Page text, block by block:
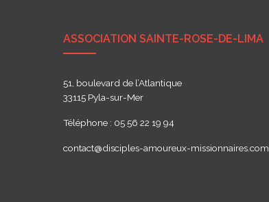
ASSOCIATION SAINTE-ROSE-DE-LIMA
51, boulevard de l’Atlantique
33115 Pyla-sur-Mer
Téléphone : 05 56 22 19 94
contact@disciples-amoureux-missionnaires.com